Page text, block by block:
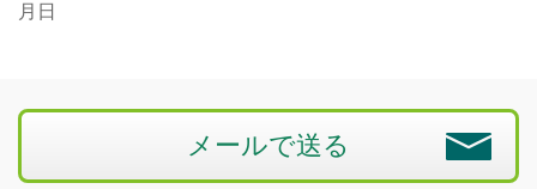
月日
メールで送る